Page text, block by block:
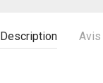
Description Avis